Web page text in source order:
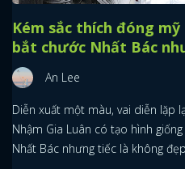
Kém sắc thích đóng
bắt chước Nhất Bác
An Lee
Diễn xuất một màu, vai diễn lặp
Nhậm Gia Luân có tạo hình
Nhất Bác nhưng tiếc là không